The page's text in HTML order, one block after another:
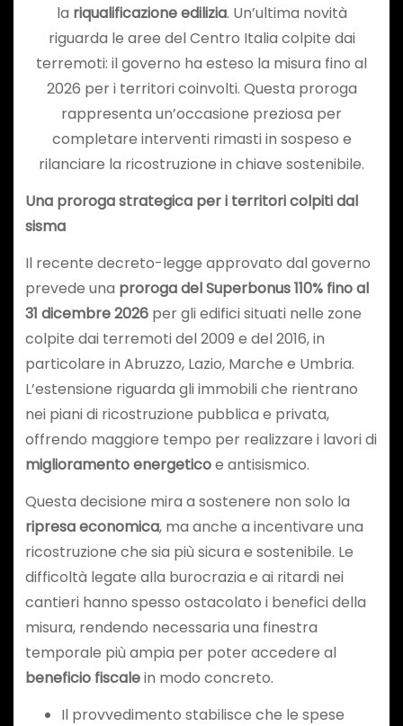
la riqualificazione edilizia. Un’ultima novità
riguarda le aree del Centro Italia colpite dai
terremoti: il governo ha esteso la misura fino al
2026 per i territori coinvolti. Questa proroga
rappresenta un’occasione preziosa per
completare interventi rimasti in sospeso e
rilanciare la ricostruzione in chiave sostenibile.
Una proroga strategica per i territori colpiti dal
sisma
Il recente decreto-legge approvato dal governo
prevede una proroga del Superbonus 110% fino al
31 dicembre 2026per gli edifici situati nelle zone
colpite dai terremoti del 2009 e del 2016, in
particolare in Abruzzo, Lazio, Marche e Umbria.
L’estensione riguarda gli immobili che rientrano
nei piani di ricostruzione pubblica e privata,
offrendo maggiore tempo per realizzare i lavori di
miglioramento energeticoe antisismico.
Questa decisione mira a sostenere non solo la
ripresa economica, ma anche a incentivare una
ricostruzione che sia più sicura e sostenibile. Le
difficoltà legate alla burocrazia e ai ritardi nei
cantieri hanno spesso ostacolato i benefici della
misura, rendendo necessaria una finestra
temporale più ampia per poter accedere al
beneficio fiscalein modo concreto.
Il provvedimento stabilisce che le spese